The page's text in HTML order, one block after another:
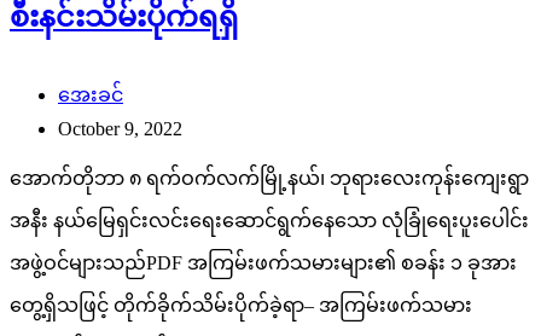
စီးနင်းသိမ်းပိုက်ရရှိ
အေးခင်
October 9, 2022
အောက်တိုဘာ ၈ ရက်ဝက်လက်မြို့နယ်၊ ဘုရားလေးကုန်းကျေးရွာ
အနီး နယ်မြေရှင်းလင်းရေးဆောင်ရွက်နေသော လုံခြုံရေးပူးပေါင်း
အဖွဲ့ဝင်များသည်PDF အကြမ်းဖက်သမားများ၏ စခန်း ၁ ခုအား
တွေ့ရှိသဖြင့် တိုက်ခိုက်သိမ်းပိုက်ခဲ့ရာ– အကြမ်းဖက်သမား